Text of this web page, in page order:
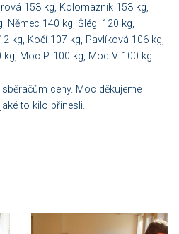
153 kg, Kolomazník 153 kg,
Němec 140 kg, Šlégl 120 kg,
kg, Kočí 107 kg, Pavlíková 106 kg,
Moc P. 100 kg, Moc V. 100 kg
ceny. Moc děkujeme
to kilo přinesli.